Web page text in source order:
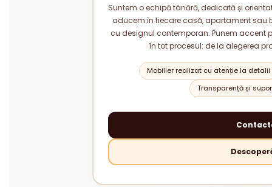
Suntem o echipă tânără, dedicată și
aducem în fiecare casă, apartament sau
cu designul contemporan. Punem accent
în tot procesul: de la alegerea
Mobilier realizat cu atenție la detalii
Transparență și